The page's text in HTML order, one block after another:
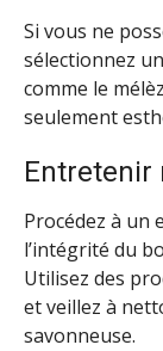
Si vous ne
sélectionnez
comme le
seulement
Entretenir
Procédez à
l’intégrité du
Utilisez des
et veillez à
savonneuse.